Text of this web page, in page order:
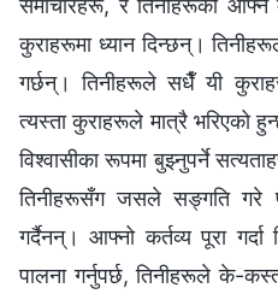
समाचारहरू, र तिनीहरूको
कुराहरूमा ध्यान दिन्छन्।
गर्छन्। तिनीहरूले सधैँ यी
त्यस्ता कुराहरूले मात्रै भरिएको
विश्‍वासीका रूपमा बुझ्नुपर्ने
तिनीहरूसँग जसले सङ्गति गरे
गर्दैनन्। आफ्नो कर्तव्य पूरा
पालना गर्नुपर्छ, तिनीहरूले के-